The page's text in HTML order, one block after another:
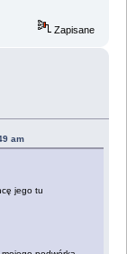
Zapisane
am
jego tu